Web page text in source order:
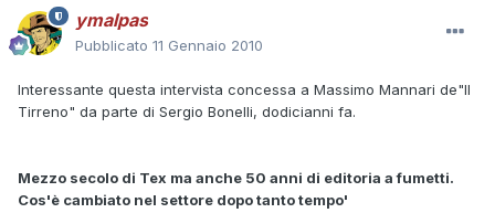
ymalpas
Pubblicato 11 Gennaio 2010
Interessante questa intervista concessa a Massimo Mannari de"Il
Tirreno" da parte di Sergio Bonelli, dodicianni fa.
Mezzo secolo di Tex ma anche 50 anni di editoria a fumetti.
Cos'è cambiato nel settore dopo tanto tempo'